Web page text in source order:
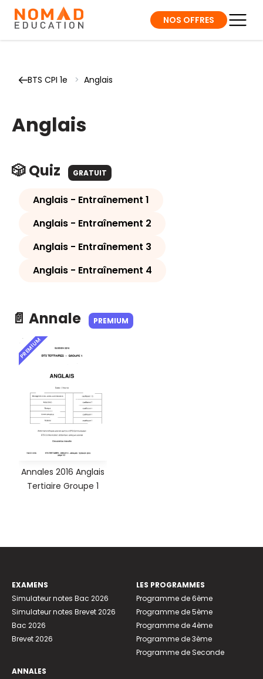
NOS OFFRES
BTS CPI 1e > Anglais
Anglais
🎲 Quiz GRATUIT
Anglais - Entraînement 1
Anglais - Entraînement 2
Anglais - Entraînement 3
Anglais - Entraînement 4
📄 Annale PREMIUM
PREMIUM
Annales 2016 Anglais
Tertiaire Groupe 1
EXAMENS
Simulateur notes Bac 2026
Simulateur notes Brevet 2026
Bac 2026
Brevet 2026
ANNALES
LES PROGRAMMES
Programme de 6ème
Programme de 5ème
Programme de 4ème
Programme de 3ème
Programme de Seconde